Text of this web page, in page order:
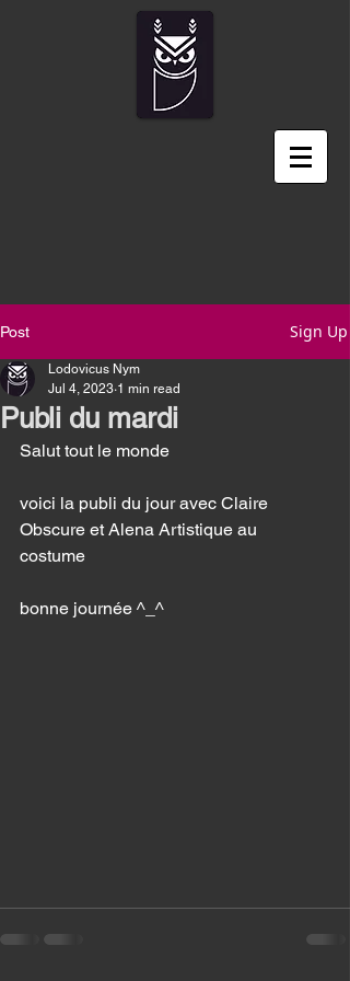
Post Sign Up
Publi du mardi
Lodovicus Nym
Jul 4, 2023 1 min read
Salut tout le monde
voici la publi du jour avec Claire
Obscure et Alena Artistique au
costume
bonne journée ^_^